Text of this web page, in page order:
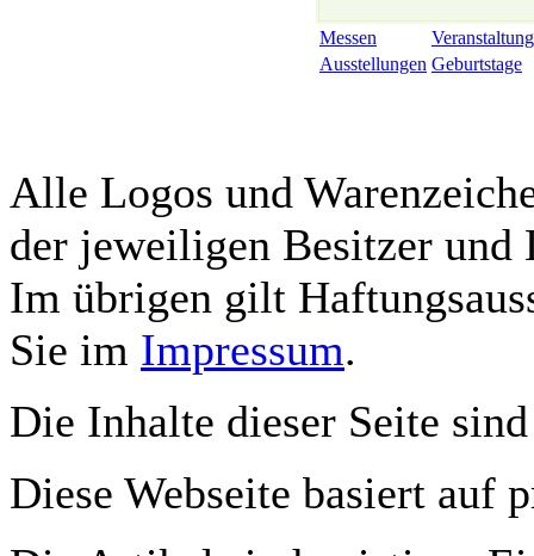
Messen
Veranstaltung
Ausstellungen Geburtstage
Alle Logos und
der jeweiligen Besitzer und
Im übrigen gilt
Sie im Impressum.
Die Inhalte dieser Seite
Diese Webseite basiert auf